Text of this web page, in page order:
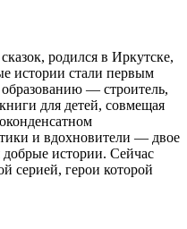
родился в Иркутске,
истории стали первым
— строитель,
для детей, совмещая
и вдохновители — двое
истории. Сейчас
серией, герои которой